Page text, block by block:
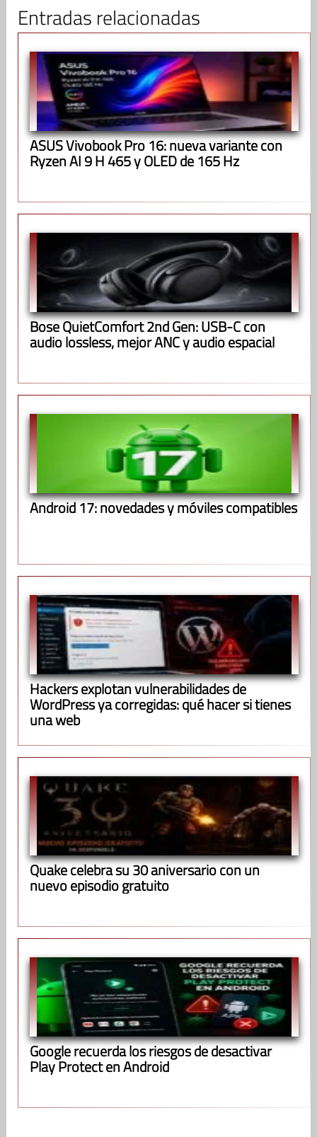
Entradas relacionadas
ASUS Vivobook Pro 16: nueva variante con
Ryzen AI 9 H 465 y OLED de 165 Hz
Bose QuietComfort 2nd Gen: USB-C con
audio lossless, mejor ANC y audio espacial
Android 17: novedades y móviles compatibles
Hackers explotan vulnerabilidades de
WordPress ya corregidas: qué hacer si tienes
una web
Quake celebra su 30 aniversario con un
nuevo episodio gratuito
Google recuerda los riesgos de desactivar
Play Protect en Android